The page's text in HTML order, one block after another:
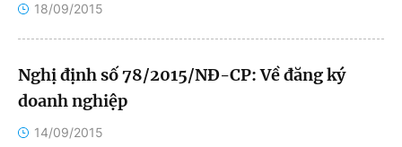
Bình Thuận
Bình Định
18/09/2015
Nghị định số 78/2015/NĐ-CP: Về đăng ký
doanh nghiệp
14/09/2015